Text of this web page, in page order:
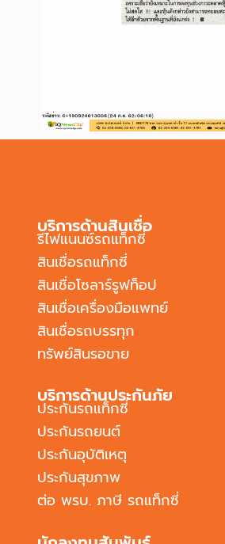
บริการด้านสินเชื่อ
รีไฟแนนซ์รถแท็กซี่
สินเชื่อรถแท็กซี่
สินเชื่อโซลาร์รูฟท็อป
สินเชื่อเครื่องมือแพทย์
สินเชื่อรถบรรทุก
ทรัพย์สินรอขาย
บริการด้านประกันภัย
ประกันรถแท็กซี่
ประกันรถยนต์
ประกันอุบัติเหตุ
ประกันสุขภาพ
ต่อ พรบ. ภาษี รถแท็กซี่